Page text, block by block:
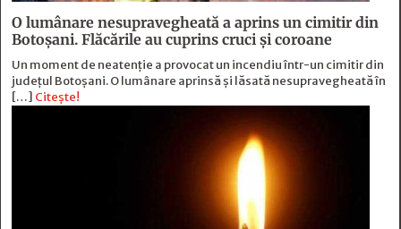
O lumânare nesupravegheată a aprins un cimitir din
Botoșani. Flăcările au cuprins cruci și coroane
Un moment de neatenție a provocat un incendiu într-un cimitir din
județul Botoșani. O lumânare aprinsă și lăsată nesupravegheată în
[…] Citește!